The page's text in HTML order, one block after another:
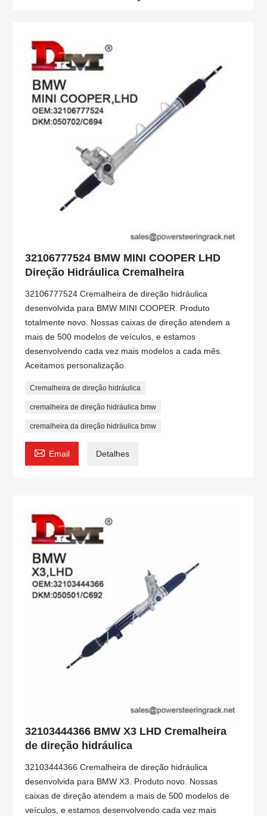
32106777524 BMW MINI COOPER LHD
Direção Hidráulica Cremalheira
32106777524 Cremalheira de direção hidráulica
desenvolvida para BMW MINI COOPER. Produto
totalmente novo. Nossas caixas de direção atendem a
mais de 500 modelos de veículos, e estamos
desenvolvendo cada vez mais modelos a cada mês.
Aceitamos personalização.
Cremalheira de direção hidráulica
cremalheira de direção hidráulica bmw
cremalheira da direção hidráulica bmw
 Email Detalhes
32103444366 BMW X3 LHD Cremalheira
de direção hidráulica
32103444366 Cremalheira de direção hidráulica
desenvolvida para BMW X3. Produto novo. Nossas
caixas de direção atendem a mais de 500 modelos de
veículos, e estamos desenvolvendo cada vez mais